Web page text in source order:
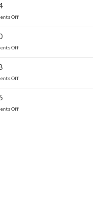
Offon
Offon
Offon
Offon